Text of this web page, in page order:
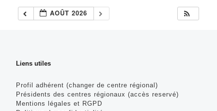
AOÛT 2026
Liens utiles
Profil adhérent (changer de centre régional)
Présidents des centres régionaux (accès reservé)
Mentions légales et RGPD